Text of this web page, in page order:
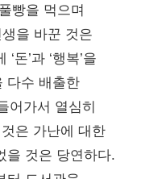
빵을 먹으며
을 바꾼 것은
돈’과 ‘행복’을
다수 배출한
어가서 열심히
은 가난에 대한
을 것은 당연하다.